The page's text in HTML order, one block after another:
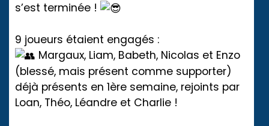
s’est terminée !
9 joueurs étaient engagés :
Margaux, Liam, Babeth, Nicolas et Enzo
(blessé, mais présent comme supporter)
déjà présents en 1ère semaine, rejoints par
Loan, Théo, Léandre et Charlie !